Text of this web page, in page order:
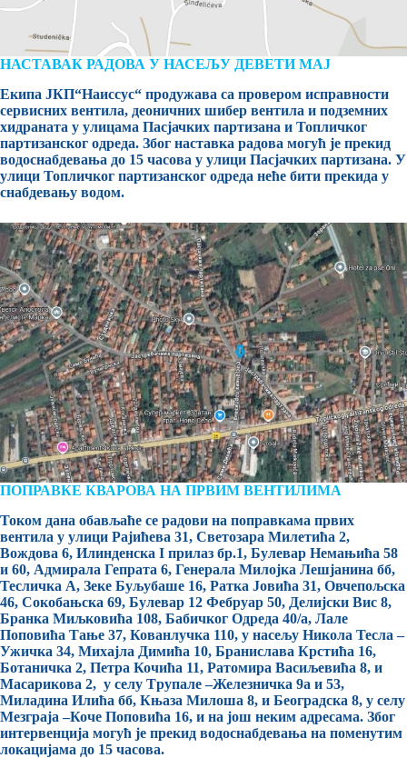
НАСТАВАК РАДОВА У НАСЕЉУ ДЕВЕТИ МАЈ
Екипа ЈКП“Наиссус“ продужава са провером исправности
сервисних вентила, деоничних шибер вентила и подземних
хидраната у улицама Пасјачких партизана и Топличког
партизанског одреда. Због наставка радова могућ је прекид
водоснабдевања до 15 часова у улици Пасјачких партизана. У
улици Топличког партизанског одреда неће бити прекида у
снабдевању водом.
ПОПРАВКЕ КВАРОВА НА ПРВИМ ВЕНТИЛИМА
Током дана обављаће се радови на поправкама првих
вентила у улици Рајићева 31, Светозара Милетића 2,
Вождова 6, Илинденска I прилаз бр.1, Булевар Немањића 58
и 60, Адмирала Гепрата 6, Генерала Милојка Лешјанина бб,
Тесличка А, Зеке Буљубаше 16, Ратка Јовића 31, Овчепољска
46, Сокобањска 69, Булевар 12 Фебруар 50, Делијски Вис 8,
Бранка Миљковића 108, Бабичког Одреда 40/а, Лале
Поповића Тање 37, Кованлучка 110, у насељу Никола Тесла –
Ужичка 34, Михајла Димића 10, Бранислава Крстића 16,
Ботаничка 2, Петра Кочића 11, Ратомира Васиљевића 8, и
Масарикова 2, у селу Tрупале –Железничка 9а и 53,
Миладина Илића бб, Књаза Милоша 8, и Београдска 8, у селу
Мезграја –Коче Поповића 16, и на још неким адресама. Због
интервенција могућ је прекид водоснабдевања на поменутим
локацијама до 15 часова.